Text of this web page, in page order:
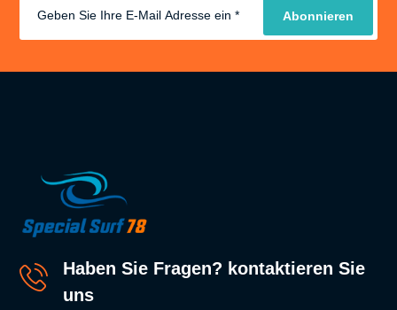
Haben Sie Fragen? kontaktieren Sie
uns